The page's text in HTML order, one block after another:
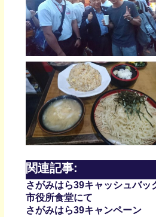
関連記事:
さがみはら39キャッシュバッ
市役所食堂にて
さがみはら39キャンペーン